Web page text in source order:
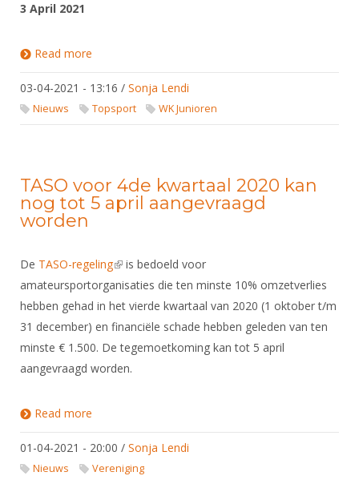
3 April 2021
Read more
03-04-2021 - 13:16 / Sonja Lendi
Nieuws Topsport WK Junioren
TASO voor 4de kwartaal 2020 kan
nog tot 5 april aangevraagd
worden
De TASO-regeling(link is external)
is bedoeld voor
amateursportorganisaties die ten minste 10% omzetverlies
hebben gehad in het vierde kwartaal van 2020 (1 oktober t/m
31 december) en financiële schade hebben geleden van ten
minste € 1.500. De tegemoetkoming kan tot 5 april
aangevraagd worden.
Read more
01-04-2021 - 20:00 / Sonja Lendi
Nieuws Vereniging